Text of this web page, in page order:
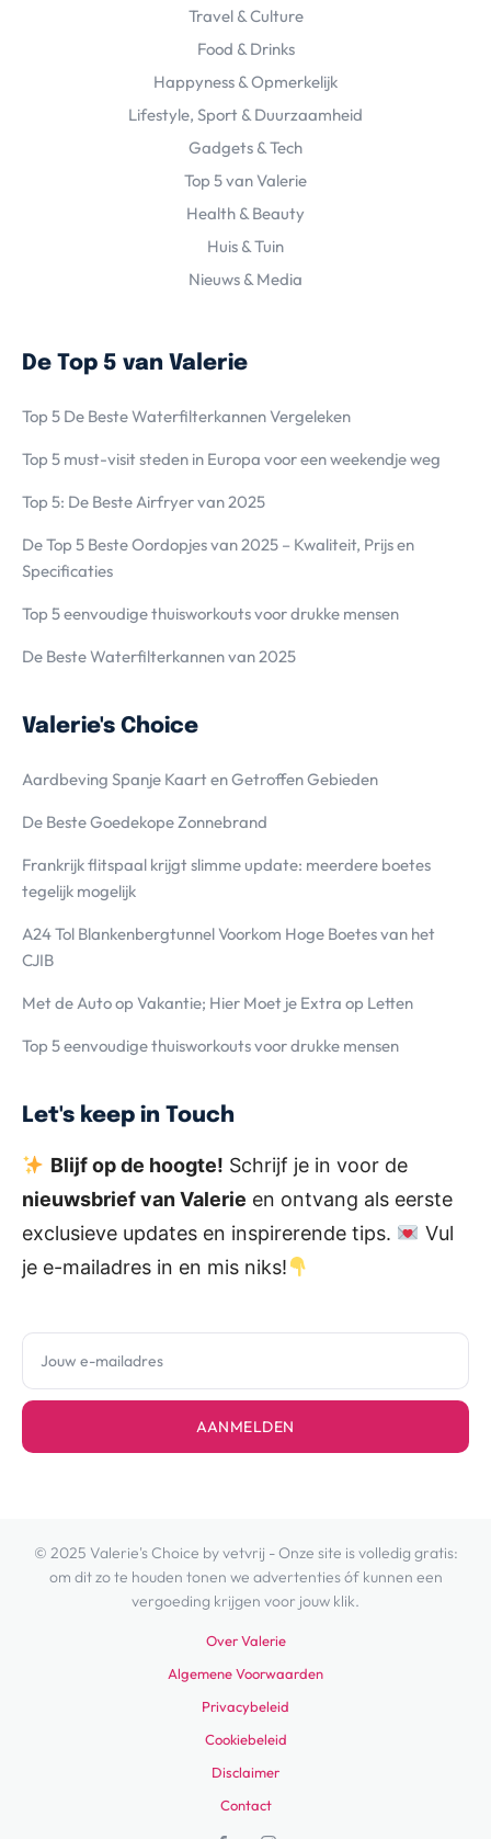
Travel & Culture
Food & Drinks
Happyness & Opmerkelijk
Lifestyle, Sport & Duurzaamheid
Gadgets & Tech
Top 5 van Valerie
Health & Beauty
Huis & Tuin
Nieuws & Media
De Top 5 van Valerie
Top 5 De Beste Waterfilterkannen Vergeleken
Top 5 must-visit steden in Europa voor een weekendje weg
Top 5: De Beste Airfryer van 2025
De Top 5 Beste Oordopjes van 2025 – Kwaliteit, Prijs en
Specificaties
Top 5 eenvoudige thuisworkouts voor drukke mensen
De Beste Waterfilterkannen van 2025
Valerie's Choice
Aardbeving Spanje Kaart en Getroffen Gebieden
De Beste Goedekope Zonnebrand
Frankrijk flitspaal krijgt slimme update: meerdere boetes
tegelijk mogelijk
A24 Tol Blankenbergtunnel Voorkom Hoge Boetes van het
CJIB
Met de Auto op Vakantie; Hier Moet je Extra op Letten
Top 5 eenvoudige thuisworkouts voor drukke mensen
Let's keep in Touch
Blijf op de hoogte! Schrijf je in voor de
nieuwsbrief van Valerie en ontvang als eerste
exclusieve updates en inspirerende tips.
Vul
je e-mailadres in en mis niks!
AANMELDEN
© 2025 Valerie's Choice by vetvrij - Onze site is volledig gratis:
om dit zo te houden tonen we advertenties óf kunnen een
vergoeding krijgen voor jouw klik.
Over Valerie
Algemene Voorwaarden
Privacybeleid
Cookiebeleid
Disclaimer
Contact